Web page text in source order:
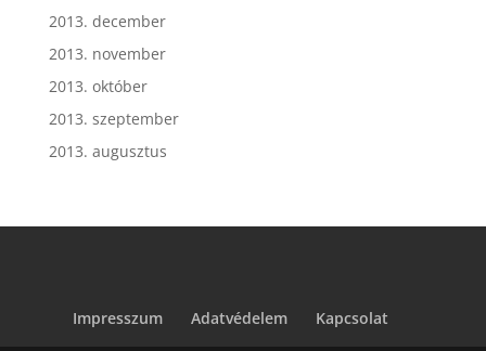
2013. december
2013. november
2013. október
2013. szeptember
2013. augusztus
Impresszum Adatvédelem Kapcsolat